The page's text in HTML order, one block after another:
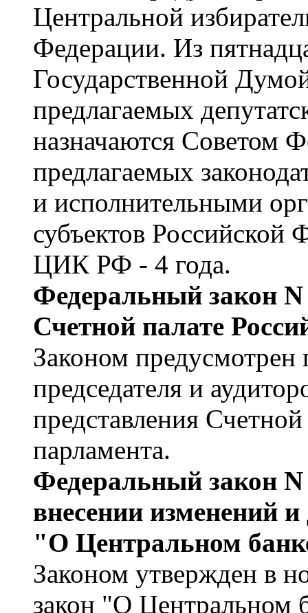
Центральной
Федерации. Из
Государственной
предлагаемых
назначаются Советом
предлагаемых
и исполнительными
субъектов
ЦИК РФ - 4 года.
Федеральный закон
Счетной палате
Законом предусмотрен
председателя и
представления
парламента.
Федеральный закон
внесении изменений
"О Центральном
Законом утвержден в
закон "О Центральном